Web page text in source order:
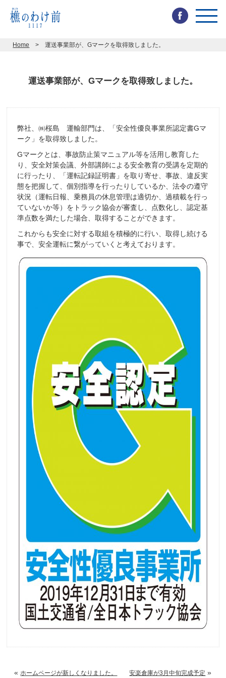
Home 運送事業部が、Gマークを取得致しました。
運送事業部が、Gマークを取得致しました。
弊社、㈱桜島 運輸部門は、「安全性優良事業所認定書Gマ
ーク」を取得致しました。
Gマークとは、事故防止策マニュアル等を活用し教育した
り、安全対策会議、外部講師による安全教育の受講を定期的
に行ったり、「運転記録証明書」を取り寄せ、事故、違反実
態を把握して、個別指導を行ったりしているか、法令の遵守
状況（運転日報、乗務員の休息管理は適切か、過積載を行っ
ていないか等）をトラック協会が審査し、点数化し、認定基
準点数を満たした場合、取得することができます。
これからも安全に対する取組を積極的に行い、取得し続ける
事で、安全運転に繋がっていくと考えております。
« ホームページが新しくなりました。 安楽倉庫が3月中旬完成予定 »